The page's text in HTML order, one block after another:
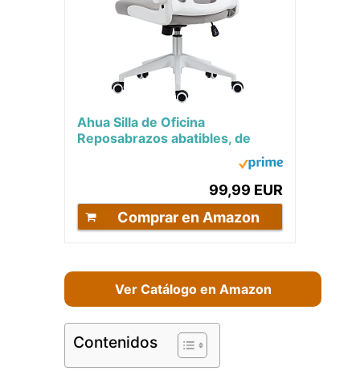
Ahua Silla de Oficina
Reposabrazos abatibles, de
99,99 EUR
Comprar en Amazon
Ver Catálogo en Amazon
Contenidos